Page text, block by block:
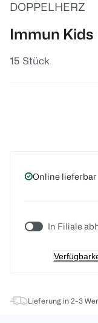
DOPPELHERZ
Immun Kids
15 Stück
Online lieferbar
In Filiale
Lieferung in 2-3